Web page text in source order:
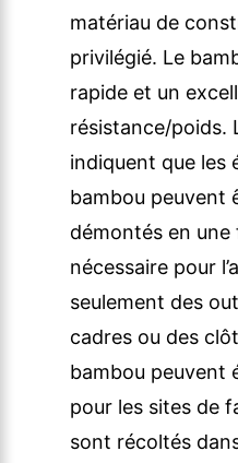
matériau de
privilégié. Le
rapide et un
résistance/poids.
indiquent que les
bambou peuvent
démontés en
nécessaire pour
seulement des
cadres ou des
bambou peuvent
pour les sites de
sont récoltés